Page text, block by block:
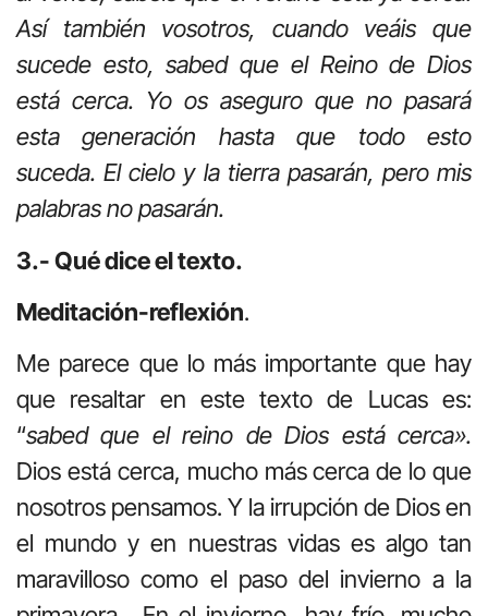
Así también vosotros, cuando veáis que
sucede esto, sabed que el Reino de Dios
está cerca. Yo os aseguro que no pasará
esta generación hasta que todo esto
suceda. El cielo y la tierra pasarán, pero mis
palabras no pasarán.
3.- Qué dice el texto.
Meditación-reflexión.
Me parece que lo más importante que hay
que resaltar en este texto de Lucas es:
“sabed que el reino de Dios está cerca».
Dios está cerca, mucho más cerca de lo que
nosotros pensamos. Y la irrupción de Dios en
el mundo y en nuestras vidas es algo tan
maravilloso como el paso del invierno a la